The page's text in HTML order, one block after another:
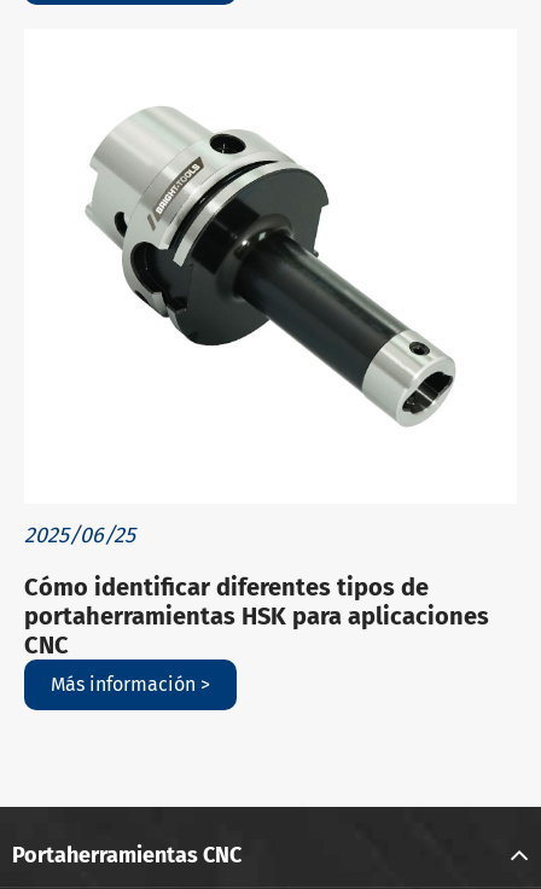
2025/06/25
Cómo identificar diferentes tipos de
portaherramientas HSK para aplicaciones
CNC
Más información >
Portaherramientas CNC